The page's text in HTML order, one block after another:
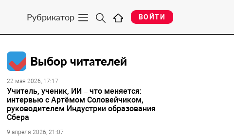
Рубрикатор ВОЙТИ
Выбор читателей
22 мая 2026, 17:17
Учитель, ученик, ИИ – что меняется:
интервью с Артёмом Соловейчиком,
руководителем Индустрии образования
Сбера
9 апреля 2026, 21:07